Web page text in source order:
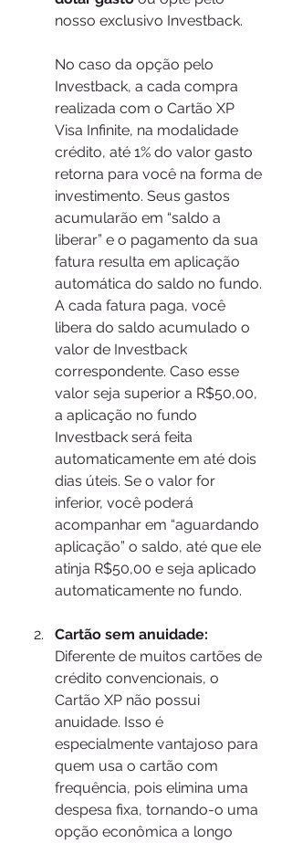
nosso exclusivo Investback.
No caso da opção pelo
Investback, a cada compra
realizada com o Cartão XP
Visa Infinite, na modalidade
crédito, até 1% do valor gasto
retorna para você na forma de
investimento. Seus gastos
acumularão em “saldo a
liberar” e o pagamento da sua
fatura resulta em aplicação
automática do saldo no fundo.
A cada fatura paga, você
libera do saldo acumulado o
valor de Investback
correspondente. Caso esse
valor seja superior a R$50,00,
a aplicação no fundo
Investback será feita
automaticamente em até dois
dias úteis. Se o valor for
inferior, você poderá
acompanhar em “aguardando
aplicação” o saldo, até que ele
atinja R$50,00 e seja aplicado
automaticamente no fundo.
Cartão sem anuidade:
Diferente de muitos cartões de
crédito convencionais, o
Cartão XP não possui
anuidade. Isso é
especialmente vantajoso para
quem usa o cartão com
frequência, pois elimina uma
despesa fixa, tornando-o uma
opção econômica a longo